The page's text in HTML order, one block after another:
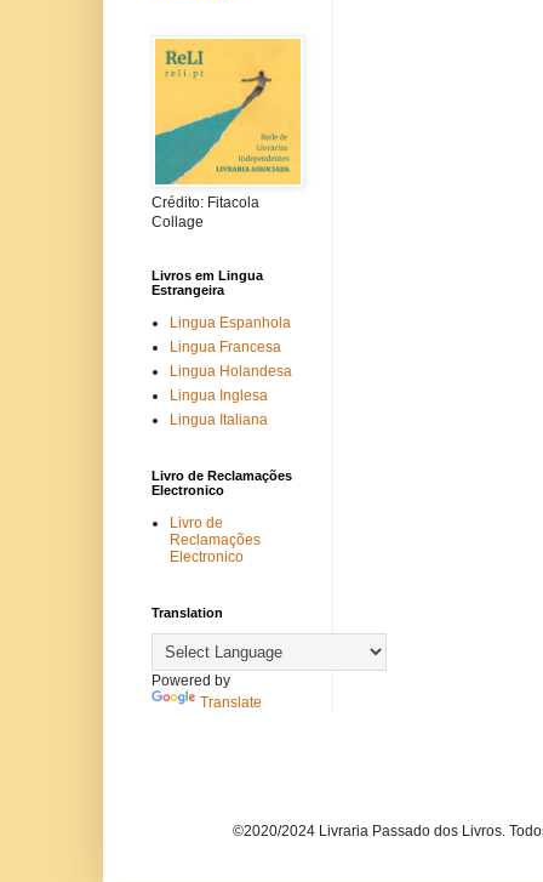
Crédito: Fitacola
Collage
Livros em Lingua
Estrangeira
Lingua Espanhola
Lingua Francesa
Lingua Holandesa
Lingua Inglesa
Lingua Italiana
Livro de Reclamações
Electronico
Livro de
Reclamações
Electronico
Translation
Powered by
Translate
©2020/2024 Livraria Passado dos Livros.